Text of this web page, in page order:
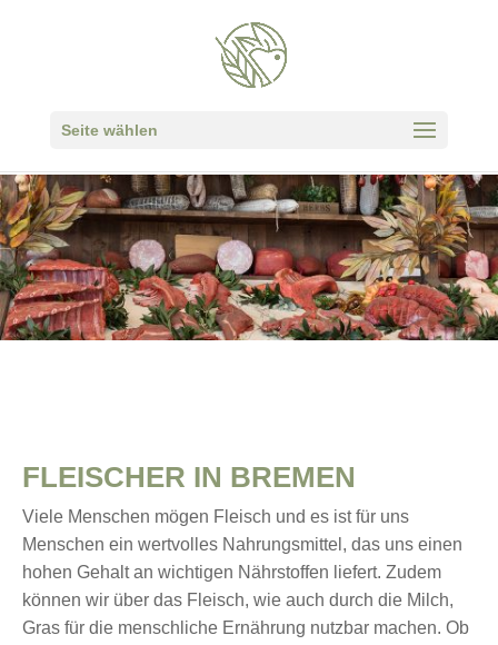
Seite wählen
FLEISCHER IN BREMEN
Viele Menschen mögen Fleisch und es ist für uns
Menschen ein wertvolles Nahrungsmittel, das uns einen
hohen Gehalt an wichtigen Nährstoffen liefert. Zudem
können wir über das Fleisch, wie auch durch die Milch,
Gras für die menschliche Ernährung nutzbar machen. Ob